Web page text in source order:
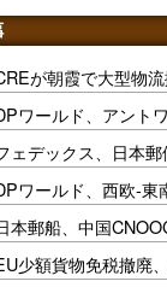
が朝霞で大型物
ワールド、アント
ェデックス、日本
ワールド、西欧-東
本郵船、中国
少額貨物免税撤廃